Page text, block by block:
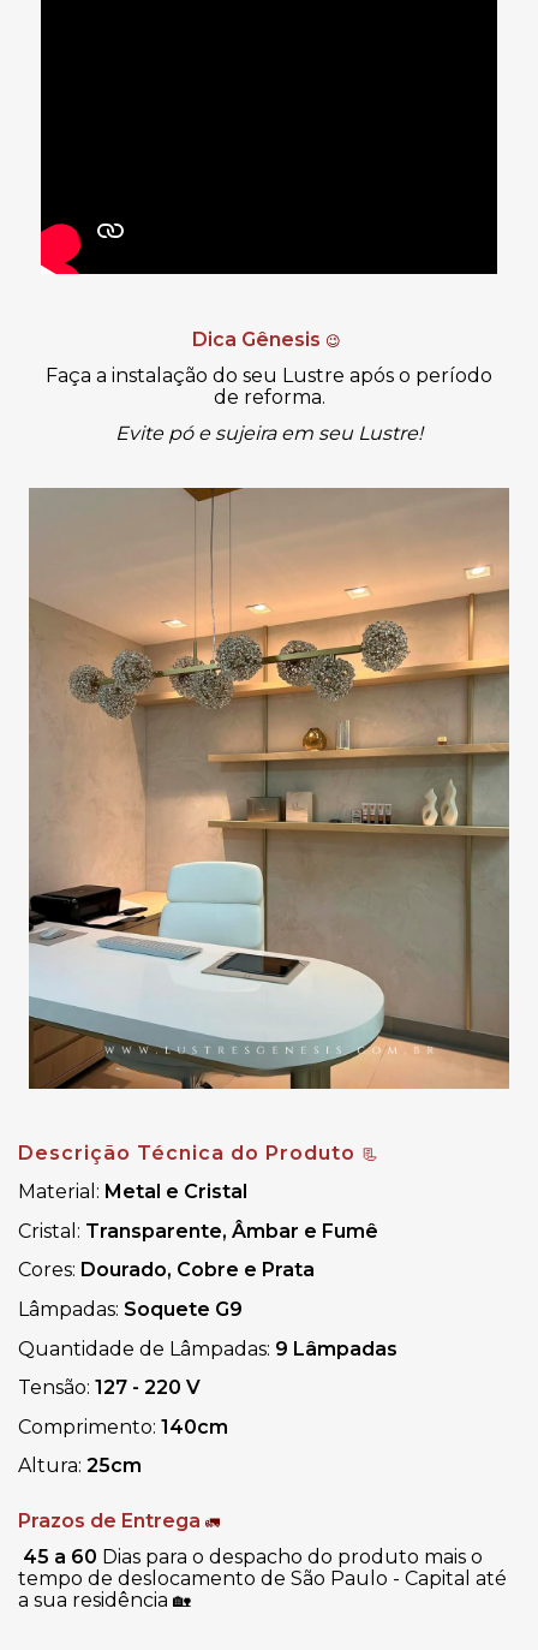
Dica Gênesis 😉
Faça a instalação do seu Lustre após o período
de reforma.
Evite pó e sujeira em seu Lustre!
Descrição Técnica do Produto 📃
Material: Metal e Cristal
Cristal: Transparente, Âmbar e Fumê
Cores: Dourado, Cobre e Prata
Lâmpadas: Soquete G9
Quantidade de Lâmpadas: 9 Lâmpadas
Tensão: 127 - 220 V
Comprimento: 140cm
Altura: 25cm
Prazos de Entrega 🚛
45 a 60 Dias para o despacho do produto mais o
tempo de deslocamento de São Paulo - Capital até
a sua residência 🏡